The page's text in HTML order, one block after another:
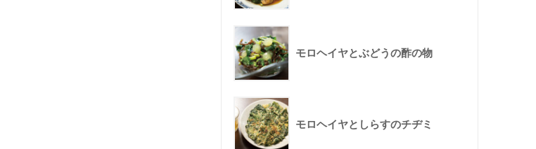
モロヘイヤとぶどうの酢の物
モロヘイヤとしらすのチヂミ